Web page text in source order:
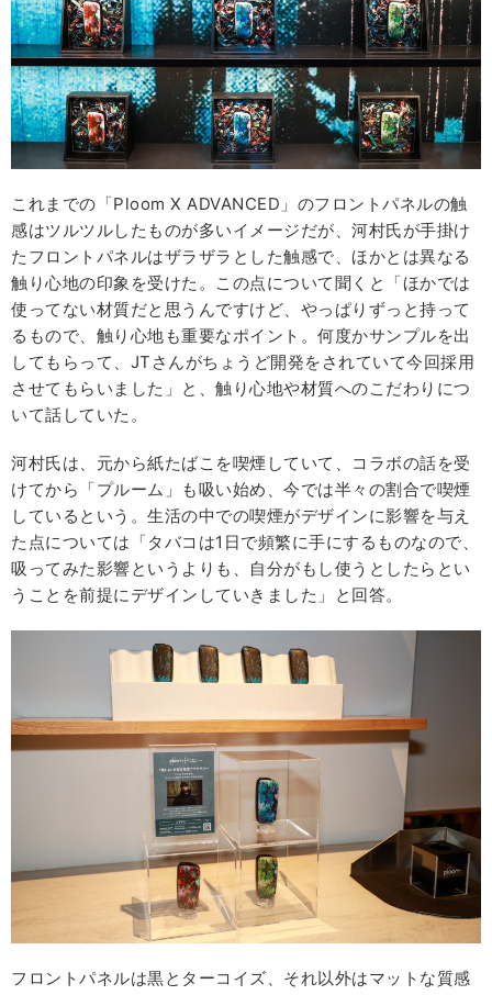
これまでの「Ploom X ADVANCED」のフロントパネルの触
感はツルツルしたものが多いイメージだが、河村氏が手掛け
たフロントパネルはザラザラとした触感で、ほかとは異なる
触り心地の印象を受けた。この点について聞くと「ほかでは
使ってない材質だと思うんですけど、やっぱりずっと持って
るもので、触り心地も重要なポイント。何度かサンプルを出
してもらって、JTさんがちょうど開発をされていて今回採用
させてもらいました」と、触り心地や材質へのこだわりにつ
いて話していた。
河村氏は、元から紙たばこを喫煙していて、コラボの話を受
けてから「プルーム」も吸い始め、今では半々の割合で喫煙
しているという。生活の中での喫煙がデザインに影響を与え
た点については「タバコは1日で頻繁に手にするものなので、
吸ってみた影響というよりも、自分がもし使うとしたらとい
うことを前提にデザインしていきました」と回答。
フロントパネルは黒とターコイズ、それ以外はマットな質感